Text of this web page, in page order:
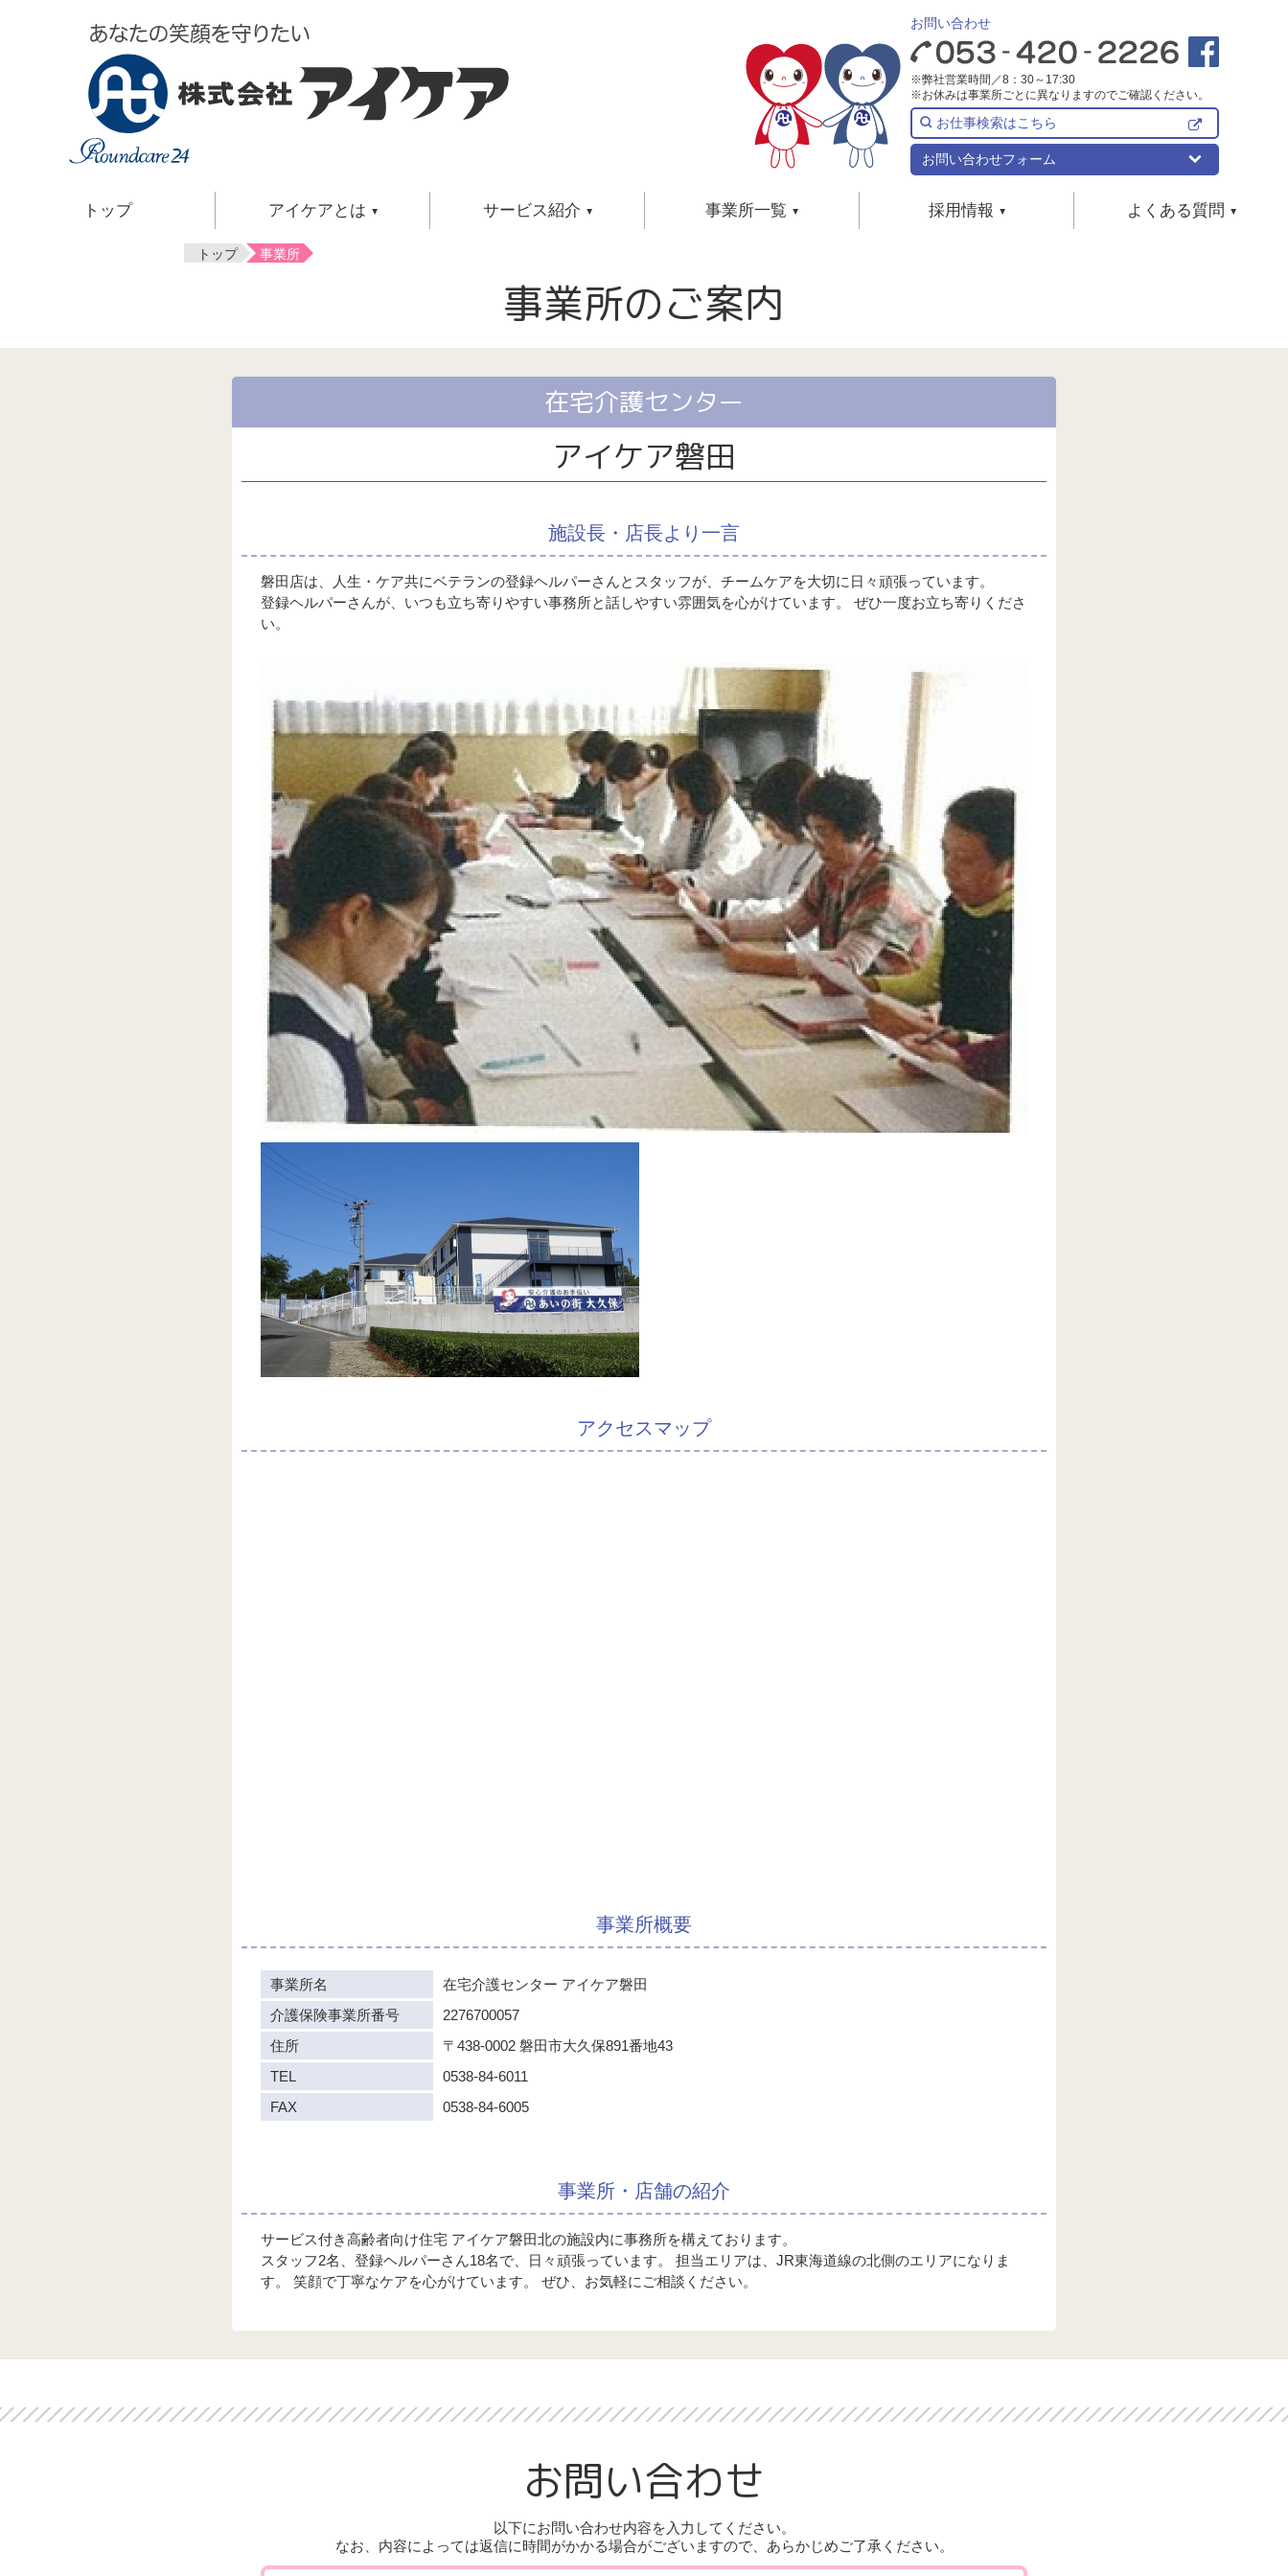
お問い合わせ
※弊社営業時間／8：30～17:30
※お休みは事業所ごとに異なりますのでご確認ください。
お仕事検索はこちら
お問い合わせフォーム
トップ アイケアとは
会長挨拶・社長挨拶・事業案内・
関連ページ
事業所検索
サービス紹介
介護サービス
その他の関連サービス
サービスメニュー・ご利用方法・
ご利用料金・店舗のご案内・
保育士募集・シッター募集
介護についての学び
介護するご家族の学び
介護のプロとしての学び
介護保険外サービス全般
事業所一覧
在宅介護センター
ケアプランセンター
訪問看護ステーション
デイサービスセンター
小規模多機能型居宅介護
グループホーム
サービス付き高齢者向け住宅
採用情報
パート・アルバイト採用
よくある質問
求人について
トップ 事業所
事業所のご案内
在宅介護センター
アイケア磐田
施設長・店長より一言
磐田店は、人生・ケア共にベテランの登録ヘルパーさんとスタッフが、チームケアを大切に日々頑張っています。
登録ヘルパーさんが、いつも立ち寄りやすい事務所と話しやすい雰囲気を心がけています。 ぜひ一度お立ち寄りくださ
い。
アクセスマップ
事業所概要
事業所名 在宅介護センター アイケア磐田
介護保険事業所番号
2276700057
住所
〒438-0002 磐田市大久保891番地43
TEL
0538-84-6011
FAX
0538-84-6005
事業所・店舗の紹介
サービス付き高齢者向け住宅 アイケア磐田北の施設内に事務所を構えております。
スタッフ2名、登録ヘルパーさん18名で、日々頑張っています。 担当エリアは、JR東海道線の北側のエリアになりま
す。 笑顔で丁寧なケアを心がけています。 ぜひ、お気軽にご相談ください。
お問い合わせ
以下にお問い合わせ内容を入力してください。
なお、内容によっては返信に時間がかかる場合がございますので、あらかじめご了承ください。